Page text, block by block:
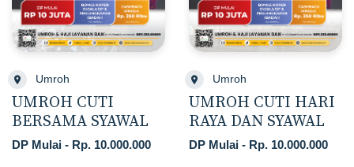
Umroh
UMROH CUTI
BERSAMA SYAWAL
DP Mulai - Rp. 10.000.000
Umroh
UMROH CUTI HARI
RAYA DAN SYAWAL
DP Mulai - Rp. 10.000.000